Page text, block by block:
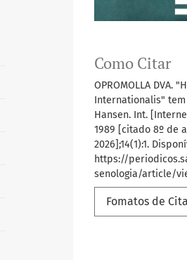
Como Citar
OPROMOLLA DVA.
Internationalis" tem
Hansen. Int.
1989 [citado 8º de
2026];14(1):1.
https://
senologia/article/
Fomatos de